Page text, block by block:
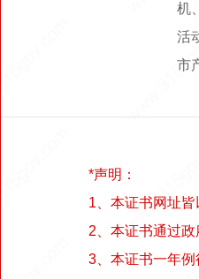
机
活
市
*声明：
1、本证书网址皆
2、本证书通过
3、本证书一年例